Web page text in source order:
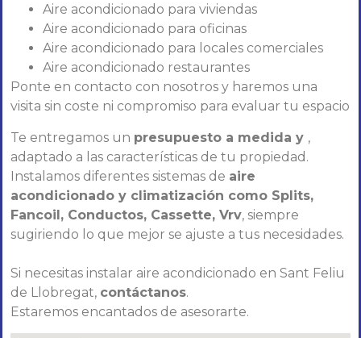
Aire acondicionado para viviendas
Aire acondicionado para oficinas
Aire acondicionado para locales comerciales
Aire acondicionado restaurantes
Ponte en contacto con nosotros y haremos una
visita sin coste ni compromiso para evaluar tu espacio
Te entregamos un presupuesto a medida y ,
adaptado a las características de tu propiedad.
Instalamos diferentes sistemas de aire
acondicionado y climatización como Splits,
Fancoil, Conductos, Cassette, Vrv, siempre
sugiriendo lo que mejor se ajuste a tus necesidades.
Si necesitas instalar aire acondicionado en Sant Feliu
de Llobregat, contáctanos.
Estaremos encantados de asesorarte.